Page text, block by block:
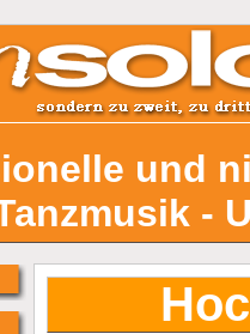
und
-